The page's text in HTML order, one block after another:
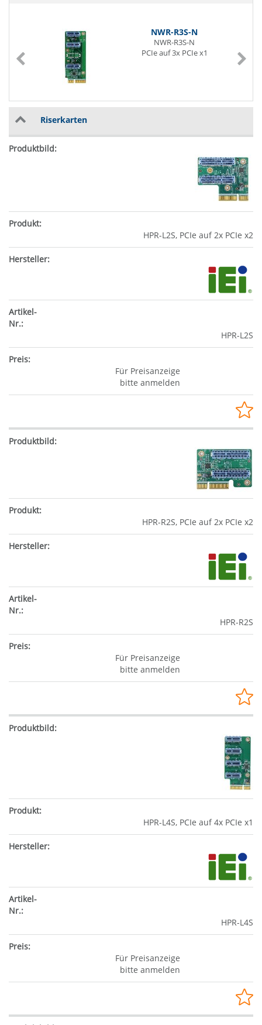
NWR-R3S-N
NWR-R3S-N
PCIe auf 3x PCIe x1
Riserkarten
HPR-L2S, PCIe auf 2x PCIe x2
HPR-L2S
Für Preisanzeige
bitte anmelden
HPR-R2S, PCIe auf 2x PCIe x2
HPR-R2S
Für Preisanzeige
bitte anmelden
HPR-L4S, PCIe auf 4x PCIe x1
HPR-L4S
Für Preisanzeige
bitte anmelden